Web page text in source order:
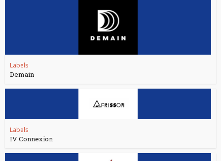
Labels
Demain
Labels
IV Connexion